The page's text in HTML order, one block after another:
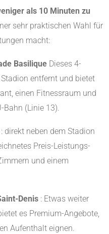
als 10 Minuten zu
sehr praktischen Wahl für
macht:
Basilique Dieses 4-
entfernt und bietet
einen Fitnessraum und
Bahn (Linie 13).
: direkt neben dem Stadion
Preis-Leistungs-
und einem
Denis : Etwas weiter
es Premium-Angebote,
Aufenthalt eignen.